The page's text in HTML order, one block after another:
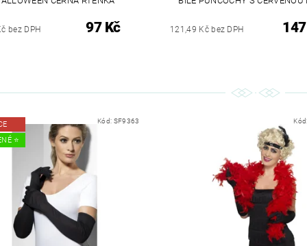
bez DPH 97 Kč 121,49 Kč bez DPH
⭐️
Kód: SF9363